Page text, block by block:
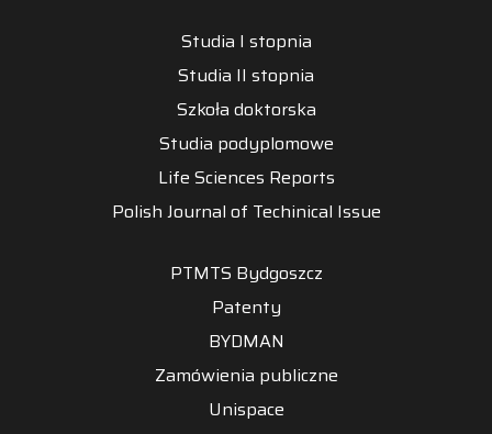
Studia I stopnia
Studia II stopnia
Szkoła doktorska
Studia podyplomowe
Life Sciences Reports
Polish Journal of Techinical Issue
PTMTS Bydgoszcz
Patenty
BYDMAN
Zamówienia publiczne
Unispace